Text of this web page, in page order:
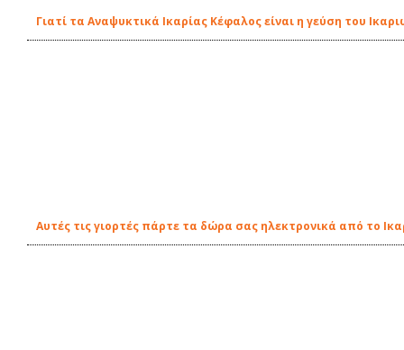
Γιατί τα Αναψυκτικά Ικαρίας Κέφαλος είναι η γεύση του
Αυτές τις γιορτές πάρτε τα δώρα σας ηλεκτρονικά από το